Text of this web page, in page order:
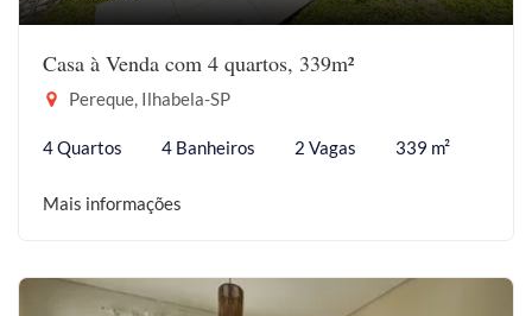
Casa à Venda com 4 quartos, 339m²
Pereque, Ilhabela-SP
4 Quartos 4 Banheiros 2 Vagas 339 m²
Mais informações